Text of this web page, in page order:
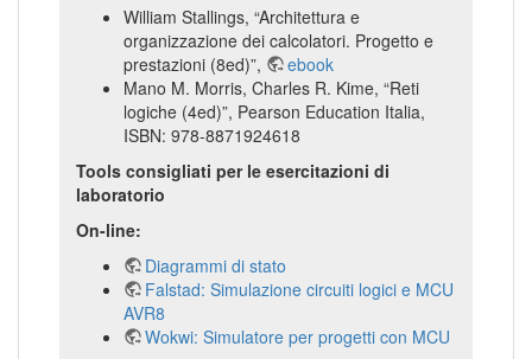
William Stallings, “Architettura e
organizzazione dei calcolatori. Progetto e
prestazioni (8ed)”,
ebook
Mano M. Morris, Charles R. Kime, “Reti
logiche (4ed)”, Pearson Education Italia,
ISBN: 978-8871924618
Tools consigliati per le esercitazioni di
laboratorio
On-line:
Diagrammi di stato
Falstad: Simulazione circuiti logici e MCU
AVR8
Wokwi: Simulatore per progetti con MCU